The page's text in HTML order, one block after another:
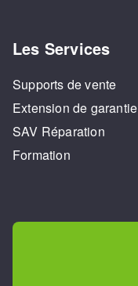
Les Services
Supports de vente
Extension de garantie
SAV Réparation
Formation